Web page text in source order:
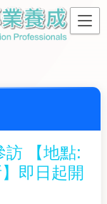
【地點:
即日起開